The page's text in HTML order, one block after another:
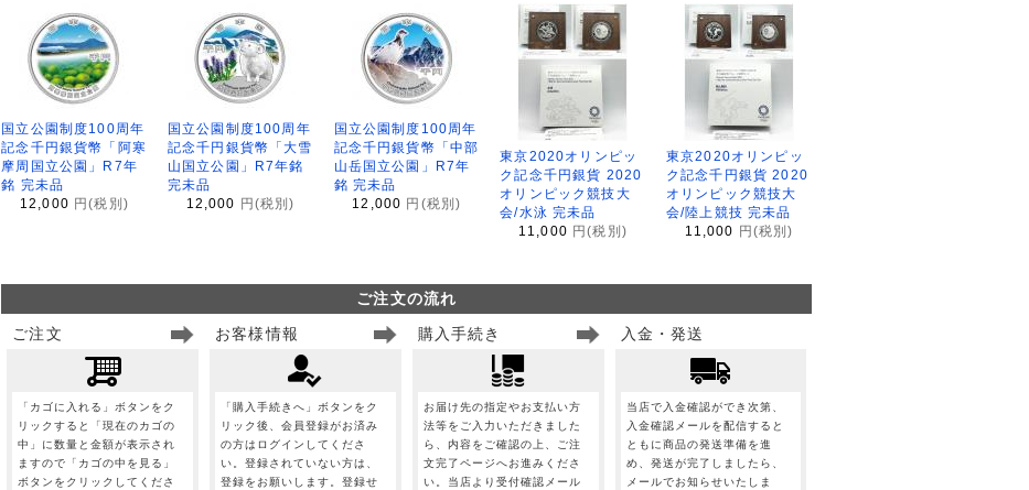
国立公園制度100周年
記念千円銀貨幣「阿寒
摩周国立公園」R7年
銘 完未品
12,000 円(税別)
国立公園制度100周年
記念千円銀貨幣「大雪
山国立公園」R7年銘
完未品
12,000
円(税別)
国立公園制度100周年
記念千円銀貨幣「中部
山岳国立公園」R7年
銘 完未品
12,000 円(税別)
東京2020オリンピッ
ク記念千円銀貨 2020
オリンピック競技大
会/水泳 完未品
11,000 円(税別)
東京2020オリンピッ
ク記念千円銀貨 2020
オリンピック競技大
会/陸上競技 完未品
11,000
円(税別)
ご注文の流れ
ご注文
「カゴに入れる」ボタンをク
リックすると「現在のカゴの
中」に数量と金額が表示され
ますので「カゴの中を見る」
ボタンをクリックしてくださ
お客様情報
「購入手続きへ」ボタンをク
リック後、会員登録がお済み
の方はログインしてくださ
い。登録されていない方は、
登録をお願いします。登録せ
購入手続き
お届け先の指定やお支払い方
法等をご入力いただきました
ら、内容をご確認の上、ご注
文完了ページへお進みくださ
い。当店より受付確認メール
入金・発送
当店で入金確認ができ次第、
入金確認メールを配信すると
ともに商品の発送準備を進
め、発送が完了しましたら、
メールでお知らせいたしま